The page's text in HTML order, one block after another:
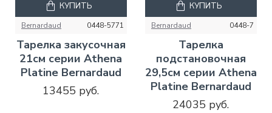
Bernardaud 0448-5771
Тарелка закусочная
21см серии Athena
Platine Bernardaud
13455 руб.
КУПИТЬ
Bernardaud 0448-7
Тарелка
подстановочная
29,5см серии Athena
Platine Bernardaud
24035 руб.
КУПИТЬ